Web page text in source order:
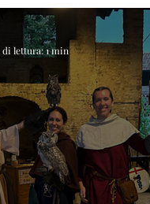
di lettura: 1 min